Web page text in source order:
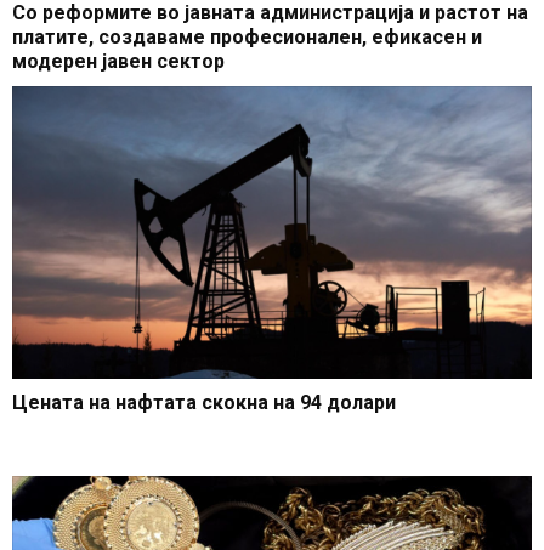
Со реформите во јавната администрација и растот на
платите, создаваме професионален, ефикасен и
модерен јавен сектор
Цената на нафтата скокна на 94 долари